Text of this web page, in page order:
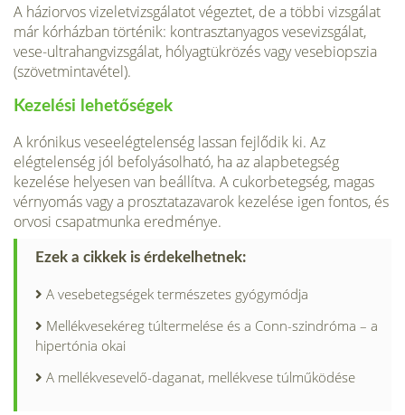
A háziorvos vizeletvizsgálatot végeztet, de a többi vizsgálat
már kórházban történik: kontrasztanyagos vesevizsgálat,
vese-ult­rahangvizsgálat, hólyagtükrözés vagy vesebiopszia
(szövetmintavétel).
Kezelési lehetőségek
A krónikus veseelégtelenség lassan fejlődik ki. Az
elégtelenség jól befolyásolható, ha az alapbetegség
kezelése helyesen van beállítva. A cukorbetegség, magas
vérnyomás vagy a prosztatazavarok kezelése igen fon­tos, és
orvosi csapatmunka eredménye.
Ezek a cikkek is érdekelhetnek:
A vesebetegségek természetes gyógymódja
Mellékvesekéreg túltermelése és a Conn-szindróma – a
hipertónia okai
A mellékvesevelő-daganat, mellékvese túlműködése